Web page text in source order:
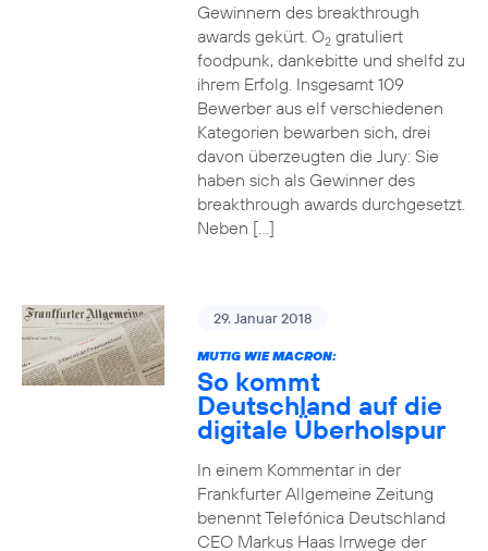
Gewinnern des breakthrough
awards gekürt. O2gratuliert
foodpunk, dankebitte und shelfd zu
ihrem Erfolg. Insgesamt 109
Bewerber aus elf verschiedenen
Kategorien bewarben sich, drei
davon überzeugten die Jury: Sie
haben sich als Gewinner des
breakthrough awards durchgesetzt.
Neben […]
29. Januar 2018
MUTIG WIE MACRON:
So kommt
Deutschland auf die
digitale Überholspur
In einem Kommentar in der
Frankfurter Allgemeine Zeitung
benennt Telefónica Deutschland
CEO Markus Haas Irrwege der